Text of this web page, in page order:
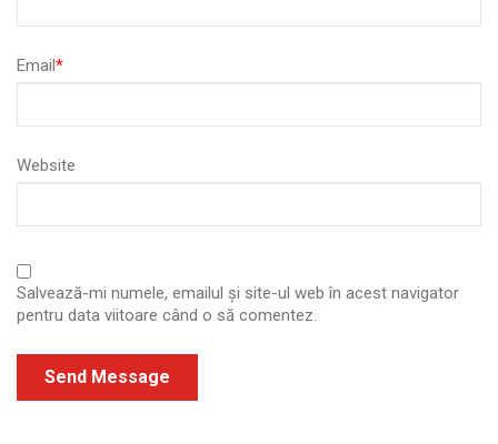
Email*
Website
Salvează-mi numele, emailul și site-ul web în acest navigator
pentru data viitoare când o să comentez.